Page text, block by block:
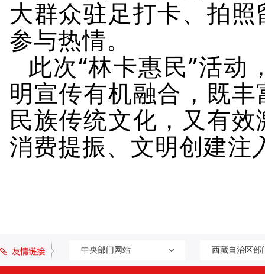
大群众驻足打卡、拍
参与热情。
此次“林卡惠民”活动
明宣传有机融合，既
民族传统文化，又有
消费提振、文明创建注
中央部门网站 西藏自治区部